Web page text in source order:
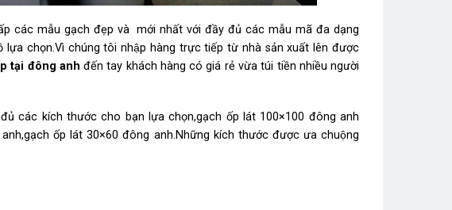
các mẫu gạch đẹp và mới nhất với đầy đủ các mẫu mã đa dạng
lựa chọn.Vì chúng tôi nhập hàng trực tiếp từ nhà sản xuất lên được
tại đông anhđến tay khách hàng có giá rẻ vừa túi tiền nhiều người
các kích thước cho bạn lựa chọn,gạch ốp lát 100×100 đông anh
ốp lát 30×60 đông anh.Những kích thước được ưa chuộng